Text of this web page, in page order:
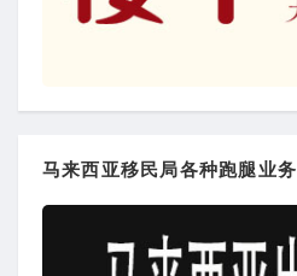
马来西亚移民局各种跑腿业务